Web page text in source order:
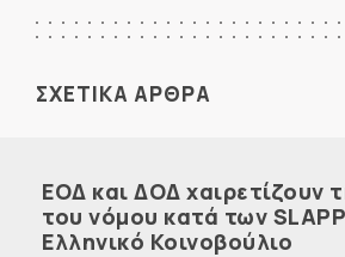
ΣΧΕΤΙΚΑ ΑΡΘΡΑ
ΕΟΔ και ΔΟΔ χαιρετίζουν
του νόμου κατά των
Ελληνικό Κοινοβούλιο